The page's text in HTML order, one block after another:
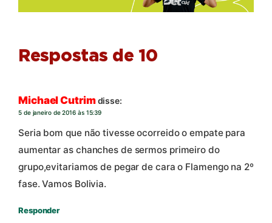
Respostas de 10
Michael Cutrimdisse:
5 de janeiro de 2016 às 15:39
Seria bom que não tivesse ocorreido o empate para
aumentar as chanches de sermos primeiro do
grupo,evitariamos de pegar de cara o Flamengo na 2º
fase. Vamos Bolivia.
Responder